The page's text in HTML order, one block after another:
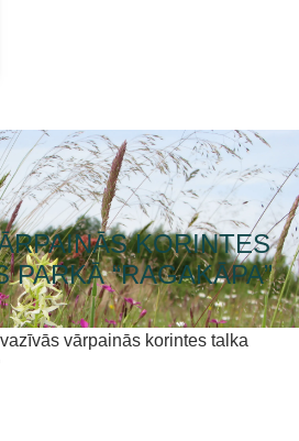
KORINTES
PARKĀ “RAGAKĀPA”
vārpainās korintes talka